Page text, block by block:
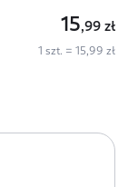
15,99 zł
1 szt. = 15,99 zł